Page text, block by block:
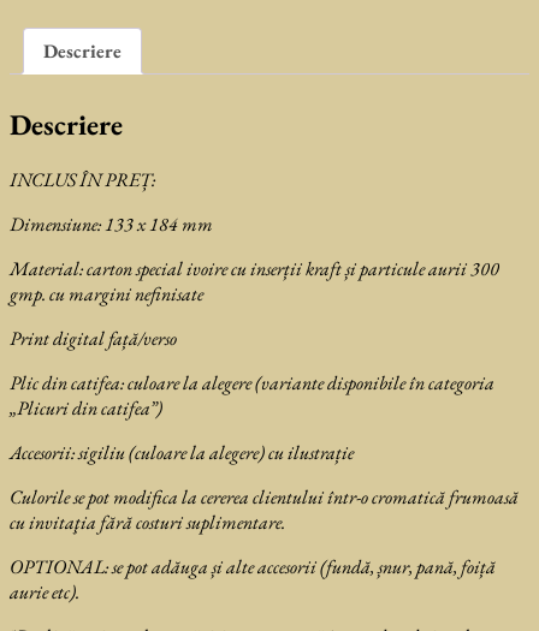
Descriere
Descriere
INCLUS ÎN PREȚ:
Dimensiune: 133 x 184 mm
Material: carton special ivoire cu inserții kraft și particule aurii 300
gmp. cu margini nefinisate
Print digital față/verso
Plic din catifea: culoare la alegere (variante disponibile în categoria
„Plicuri din catifea”)
Accesorii: sigiliu (culoare la alegere) cu ilustrație
Culorile se pot modifica la cererea clientului într-o cromatică frumoasă
cu invitaţia fără costuri suplimentare.
OPTIONAL: sepot adăuga și alte accesorii (fundă, șnur, pană, foiță
aurie etc).